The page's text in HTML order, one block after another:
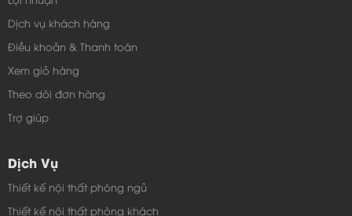
quý khách sẽ chịu phí vận chuyển theo giá hiện hành
và các chi phí ăn ở phát sinh của thợ trong quá trình
lắp đặt.
*Tất cả sản phẩm sẽ được nội thất Toàn Cầu bảo
3 năm
TC446
Dịch vụ khách hàng
Điều khoản & Thanh toán
Xem giỏ hàng
Theo dõi đơn hàng
Trợ giúp
Dịch Vụ
Thiết kế nội thất phòng ngủ
Thiết kế nội thất phòng khách